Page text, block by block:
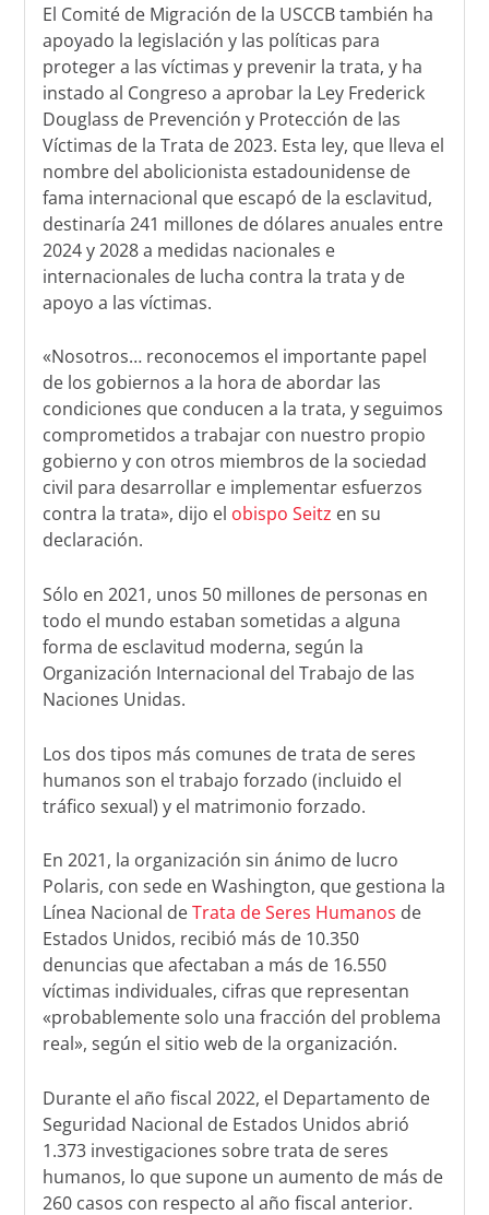
El Comité de Migración de la USCCB también ha
apoyado la legislación y las políticas para
proteger a las víctimas y prevenir la trata, y ha
instado al Congreso a aprobar la Ley Frederick
Douglass de Prevención y Protección de las
Víctimas de la Trata de 2023. Esta ley, que lleva el
nombre del abolicionista estadounidense de
fama internacional que escapó de la esclavitud,
destinaría 241 millones de dólares anuales entre
2024 y 2028 a medidas nacionales e
internacionales de lucha contra la trata y de
apoyo a las víctimas.
«Nosotros… reconocemos el importante papel
de los gobiernos a la hora de abordar las
condiciones que conducen a la trata, y seguimos
comprometidos a trabajar con nuestro propio
gobierno y con otros miembros de la sociedad
civil para desarrollar e implementar esfuerzos
contra la trata», dijo el obispo Seitz en su
declaración.
Sólo en 2021, unos 50 millones de personas en
todo el mundo estaban sometidas a alguna
forma de esclavitud moderna, según la
Organización Internacional del Trabajo de las
Naciones Unidas.
Los dos tipos más comunes de trata de seres
humanos son el trabajo forzado (incluido el
tráfico sexual) y el matrimonio forzado.
En 2021, la organización sin ánimo de lucro
Polaris, con sede en Washington, que gestiona la
Línea Nacional deTrata de Seres Humanos de
Estados Unidos, recibió más de 10.350
denuncias que afectaban a más de 16.550
víctimas individuales, cifras que representan
«probablemente solo una fracción del problema
real», según el sitio web de la organización.
Durante el año fiscal 2022, el Departamento de
Seguridad Nacional de Estados Unidos abrió
1.373 investigaciones sobre trata de seres
humanos, lo que supone un aumento de más de
260 casos con respecto al año fiscal anterior.